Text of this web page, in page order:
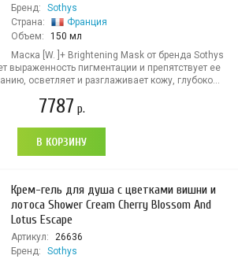
Бренд:
Sothys
Страна:
Франция
Объем:
150 мл
Маска [W. ]+ Brightening Mask от бренда Sothys
выраженность пигментации и препятствует ее
осветляет и разглаживает кожу, глубоко...
7787 р.
В КОРЗИНУ
Крем-гель для душа с цветками вишни и
лотоса Shower Cream Cherry Blossom And
Lotus Escape
Артикул:
26636
Бренд:
Sothys